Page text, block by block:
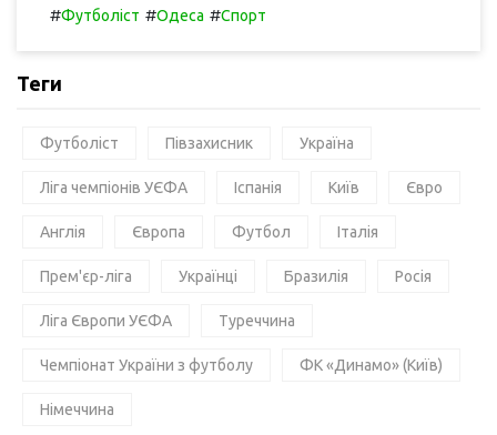
#Футболіст #Одеса #Спорт
Теги
Футболіст Півзахисник Україна
Ліга чемпіонів УЄФА Іспанія Київ Євро
Англія Європа Футбол Італія
Прем'єр-ліга Українці Бразилія Росія
Ліга Європи УЄФА Туреччина
Чемпіонат України з футболу ФК «Динамо» (Київ)
Німеччина